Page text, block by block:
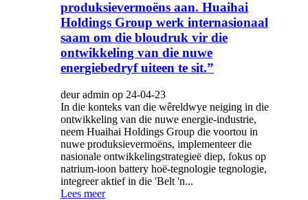
produksievermoëns aan. Huaihai
Holdings Group werk internasionaal
saam om die bloudruk vir die
ontwikkeling van die nuwe
energiebedryf uiteen te sit.”
deur admin op 24-04-23
In die konteks van die wêreldwye neiging in die
ontwikkeling van die nuwe energie-industrie,
neem Huaihai Holdings Group die voortou in
nuwe produksievermoëns, implementeer die
nasionale ontwikkelingstrategieë diep, fokus op
natrium-ioon battery hoë-tegnologie tegnologie,
integreer aktief in die 'Belt 'n...
Lees meer